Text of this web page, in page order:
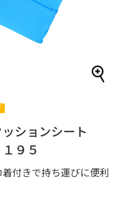
ションシート
９５
付きで持ち運びに便利